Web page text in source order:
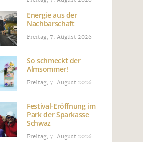
Energie aus der
Nachbarschaft
Freitag, 7. August 2026
So schmeckt der
Almsommer!
Freitag, 7. August 2026
Festival-Eröffnung im
Park der Sparkasse
Schwaz
Freitag, 7. August 2026